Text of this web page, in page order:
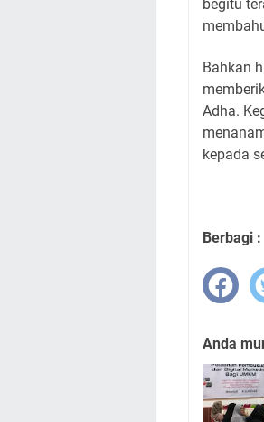
begitu
Bahkan
Adha.
kepada
Berbagi :
Anda